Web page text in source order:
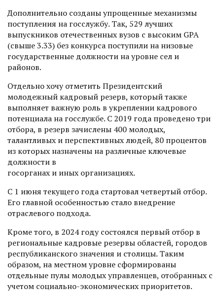
Дополнительно созданы упрощенные механизмы
поступления на госслужбу. Так, 529 лучших
выпускников отечественных вузов с высоким GPA
(свыше 3.33) без конкурса поступили на низовые
государственные должности на уровне сел и
районов.
Отдельно хочу отметить Президентский
молодежный кадровый резерв, который также
выполняет важную роль в укреплении кадрового
потенциала на госслужбе. С 2019 года проведено три
отбора, в резерв зачислены 400 молодых,
талантливых и перспективных людей, 80 процентов
из которых назначены на различные ключевые
должности в
госорганах и иных организациях.
С 1 июня текущего года стартовал четвертый отбор.
Его главной особенностью стало внедрение
отраслевого подхода.
Кроме того, в 2024 году состоялся первый отбор в
региональные кадровые резервы областей, городов
республиканского значения и столицы. Таким
образом, на местном уровне сформированы
отдельные пулы молодых управленцев, отобранных с
учетом социально-экономических приоритетов.